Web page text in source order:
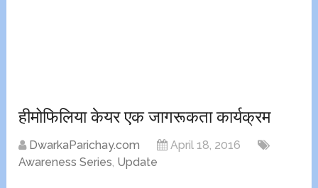
हीमोफिलिया केयर एक जागरूकता कार्यक्रम
DwarkaParichay.com
April 18, 2016
Awareness Series, Update